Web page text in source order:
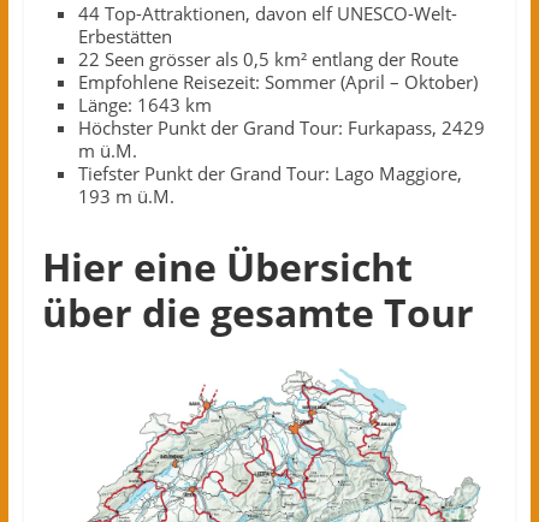
44 Top-Attraktionen, davon elf UNESCO-Welt-
Erbestätten
22 Seen grösser als 0,5 km² entlang der Route
Empfohlene Reisezeit: Sommer (April – Oktober)
Länge: 1643 km
Höchster Punkt der Grand Tour: Furkapass, 2429
m ü.M.
Tiefster Punkt der Grand Tour: Lago Maggiore,
193 m ü.M.
Hier eine Übersicht
über die gesamte Tour